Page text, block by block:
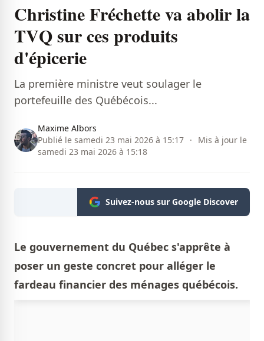
Christine Fréchette va abolir la
TVQ sur ces produits
d'épicerie
La première ministre veut soulager le
portefeuille des Québécois...
Maxime Albors
Publié le samedi 23 mai 2026 à 15:17 ·
Mis à jour le
samedi 23 mai 2026 à 15:18
Suivez-nous sur Google Discover
Le gouvernement du Québec s'apprête à
poser un geste concret pour alléger le
fardeau financier des ménages québécois.